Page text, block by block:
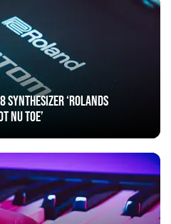
Synthesizer ‘Rolands
nu toe’